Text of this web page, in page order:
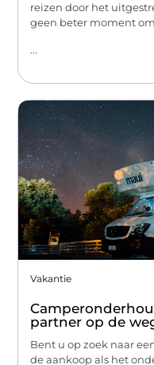
reizen door het
geen beter moment om
...
Vakantie
partner op de
Bent u op zoek naar
de aankoop als het